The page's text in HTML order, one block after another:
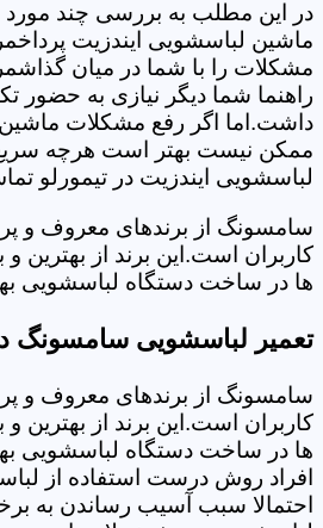
در این مطلب به بررسی چند مورد
ماشین لباسشویی ایندزیت
مشکلات را با شما در میان
راهنما شما دیگر نیازی به حضور
داشت.اما اگر رفع مشکلات
ممکن نیست بهتر است هرچه سریع
لباسشویی ایندزیت در تیمورلو
سامسونگ از برندهای معروف و
کاربران است.این برند از بهترین
ها در ساخت دستگاه لباسشویی
تعمیر لباسشویی سامسونگ
سامسونگ از برندهای معروف و
کاربران است.این برند از بهترین
ها در ساخت دستگاه لباسشویی
افراد روش درست استفاده از
احتمالا سبب آسیب رساندن به